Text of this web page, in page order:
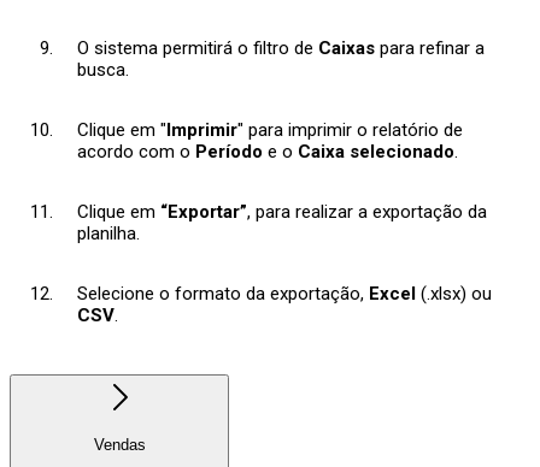
O sistema permitirá o filtro de Caixas para refinar a
busca.
Clique em "Imprimir" para imprimir o relatório de
acordo com o Período e o Caixa selecionado.
Clique em “Exportar”, para realizar a exportação da
planilha.
Selecione o formato da exportação, Excel (.xlsx) ou
CSV.
Vendas